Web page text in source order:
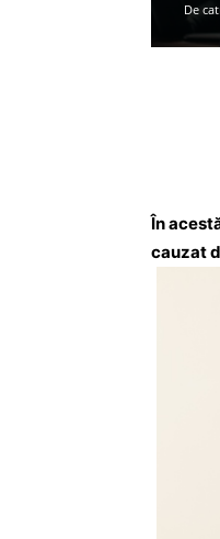
De
În
cauzat